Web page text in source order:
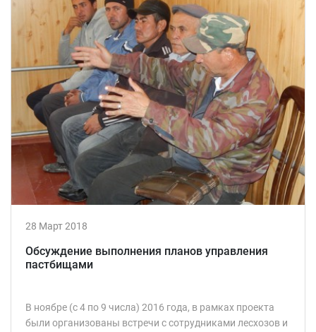
28 Март 2018
Обсуждение выполнения планов управления
пастбищами
В ноябре (с 4 по 9 числа) 2016 года, в рамках проекта
были организованы встречи с сотрудниками лесхозов и